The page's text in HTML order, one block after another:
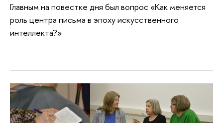
Главным на повестке дня был вопрос «Как меняется
роль центра письма в эпоху искусственного
интеллекта?»